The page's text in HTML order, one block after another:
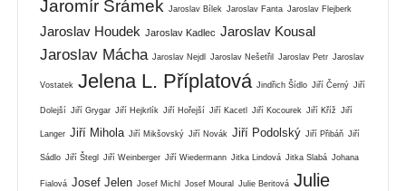
Jaromír Šrámek Jaroslav Bílek Jaroslav Fanta Jaroslav Flejberk
Jaroslav Houdek Jaroslav Kadlec Jaroslav Kousal
Jaroslav Mácha Jaroslav Nejdl Jaroslav Nešetřil Jaroslav Petr Jaroslav
Vostatek Jelena L. Příplatová Jindřich Šídlo Jiří Černý Jiří
Dolejší Jiří Grygar Jiří Hejkrlík Jiří Hořejší Jiří Kacetl Jiří Kocourek Jiří Kříž Jiří
Langer Jiří Mihola Jiří Mikšovský Jiří Novák Jiří Podolský Jiří Přibáň Jiří
Sádlo Jiří Štegl Jiří Weinberger Jiří Wiedermann Jitka Lindová Jitka Slabá Johana
Fialová Josef Jelen Josef Michl Josef Moural Julie Beritová Julie